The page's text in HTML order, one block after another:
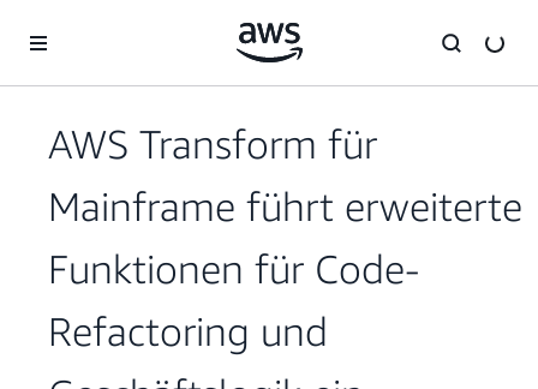
Überspringen zum Hauptinhalt
AWS Transform für
Mainframe führt erweiterte
Funktionen für Code-
Refactoring und